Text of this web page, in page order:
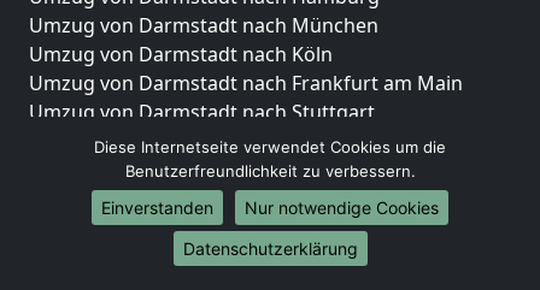
Umzug von Darmstadt nach München
Umzug von Darmstadt nach Köln
Umzug von Darmstadt nach Frankfurt am Main
Umzug von Darmstadt nach Stuttgart
Umzug von Darmstadt nach Düsseldorf
Umzug von Darmstadt nach Leipzig
Umzug von Darmstadt nach Dortmund
Umzug von Darmstadt nach Essen
Umzug von Darmstadt nach Bremen
Diese Internetseite verwendet Cookies um die
Benutzerfreundlichkeit zu verbessern.
Einverstanden
Nur notwendige Cookies
Datenschutzerklärung